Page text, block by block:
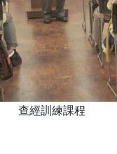
查經訓練課程